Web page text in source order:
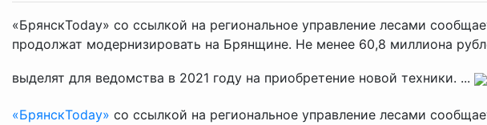
«БрянскToday» со ссылкой на региональное управление лесами
продолжат модернизировать на Брянщине. Не менее 60,8 миллиона
выделят для ведомства в 2021 году на приобретение новой техники. ...
«БрянскToday» со ссылкой на региональное управление лесами